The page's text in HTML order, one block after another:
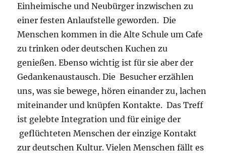
Einheimische und Neubürger inzwischen zu
einer festen Anlaufstelle geworden. Die
Menschen kommen in die Alte Schule um Cafe
zu trinken oder deutschen Kuchen zu
genießen. Ebenso wichtig ist für sie aber der
Gedankenaustausch. Die Besucher erzählen
uns, was sie bewege, hören einander zu, lachen
miteinander und knüpfen Kontakte. Das Treff
ist gelebte Integration und für einige der
geflüchteten Menschen der einzige Kontakt
zur deutschen Kultur. Vielen Menschen fällt es